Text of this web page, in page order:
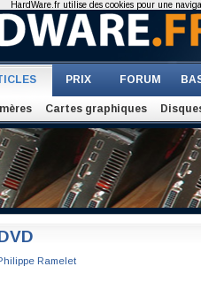
PRIX FORUM
Cartes graphiques
Ramelet
HardWare.fr utilise des cookies pour une